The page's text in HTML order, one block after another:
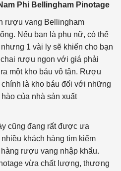
Phi Bellingham Pinotage
rượu vang Bellingham
Nếu bạn là phụ nữ, có thể
1 vài ly sẽ khiến cho bạn
rượu ngon với giá phải
một kho báu vô tận. Rượu
là kho báu đối với những
của nhà sản xuất
cũng đang rất được ưa
khách hàng tìm kiếm
rượu vang nhập khẩu.
vừa chất lượng, thương